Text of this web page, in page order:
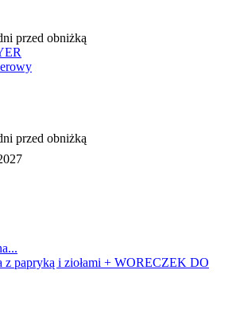
przed obniżką
przed obniżką
z papryką i ziołami + WORECZEK DO